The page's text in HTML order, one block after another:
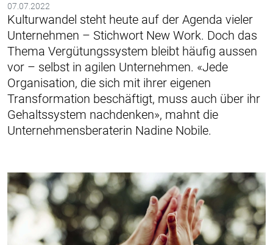
07.07.2022
Kulturwandel steht heute auf der Agenda vieler
Unternehmen – Stichwort New Work. Doch das
Thema Vergütungssystem bleibt häufig aussen
vor – selbst in agilen Unternehmen. «Jede
Organisation, die sich mit ihrer eigenen
Transformation beschäftigt, muss auch über ihr
Gehaltssystem nachdenken», mahnt die
Unternehmensberaterin Nadine Nobile.